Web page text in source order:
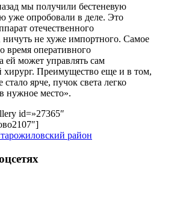
мы получили бестеневую
уже опробовали в деле. Это
отечественного
ничуть не хуже импортного. Самое
время оперативного
ей может управлять сам
Преимущество еще и в том,
ярче, пучок света легко
нужное место».
id=»27365″
район